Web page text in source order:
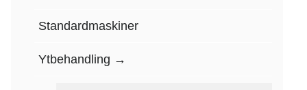
Standardmaskiner
Ytbehandling